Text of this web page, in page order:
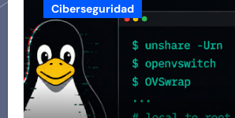
Ciberseguridad